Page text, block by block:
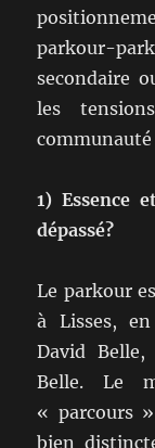
parkour-
secondaire
les
1) Essence
dépassé?
Le parkour
à Lisses,
David
Belle. Le
« parcours
bien